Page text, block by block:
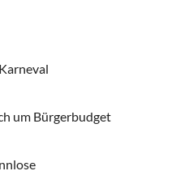
um Bürgerbudget